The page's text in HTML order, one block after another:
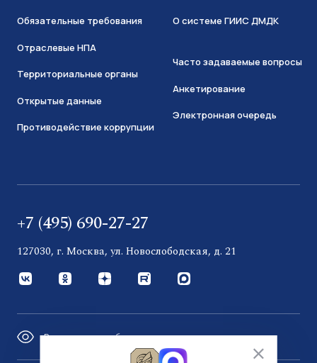
Обязательные требования
Отраслевые НПА
Территориальные органы
Открытые данные
Противодействие коррупции
О системе ГИИС ДМДК
Часто задаваемые вопросы
Анкетирование
Электронная очередь
+7 (495) 690-27-27
127030, г. Москва, ул. Новослободская, д. 21
Версия для слабовидящих